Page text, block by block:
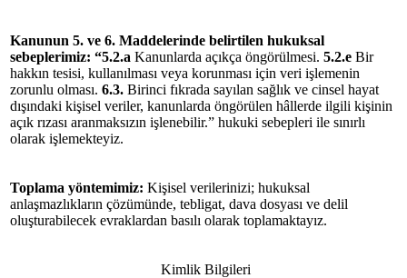
Kanunun 5. ve 6. Maddelerinde belirtilen hukuksal
sebeplerimiz: “5.2.a Kanunlarda açıkça öngörülmesi. 5.2.e Bir
hakkın tesisi, kullanılması veya korunması için veri işlemenin
zorunlu olması. 6.3. Birinci fıkrada sayılan sağlık ve cinsel hayat
dışındaki kişisel veriler, kanunlarda öngörülen hâllerde ilgili kişinin
açık rızası aranmaksızın işlenebilir.” hukuki sebepleri ile sınırlı
olarak işlemekteyiz.
Toplama yöntemimiz: Kişisel verilerinizi; hukuksal
anlaşmazlıkların çözümünde, tebligat, dava dosyası ve delil
oluşturabilecek evraklardan basılı olarak toplamaktayız.
Kimlik Bilgileri